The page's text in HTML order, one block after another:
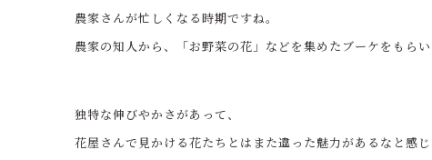
農家さんが忙しくなる時期ですね。
農家の知人から、「お野菜の花」などを集めたブーケをもらい
独特な伸びやかさがあって、
花屋さんで見かける花たちとはまた違った魅力があるなと感じ